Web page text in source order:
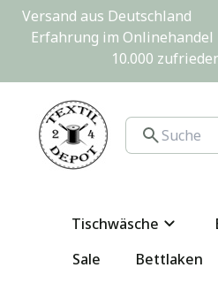
Versand aus Deutschland
Erfahrung im Onlinehandel
10.000
Tischwäsche
Sale
Bettlaken